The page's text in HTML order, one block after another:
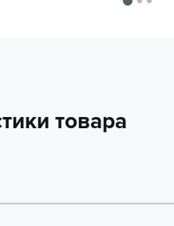
товара